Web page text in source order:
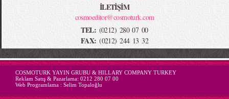
İLETİŞİM
cosmoeditor@cosmoturk.com
TEL: (0212) 280 07 00
FAX: (0212) 244 13 32
-->
COSMOTURK YAYIN GRUBU & HILLARY COMPANY TURKEY
Reklam Satış & Pazarlama: 0212 280 07 00
Web Programlama : Selim Topaloğlu